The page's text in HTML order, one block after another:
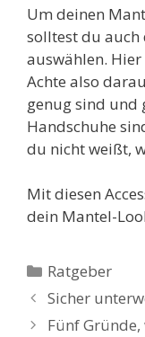
Um deinen
solltest du auch
auswählen.
Achte also
genug sind und
Handschuhe
du nicht weißt,
Mit diesen
dein Mantel-
Kategorien
Ratgeber
Sicher
Fünf